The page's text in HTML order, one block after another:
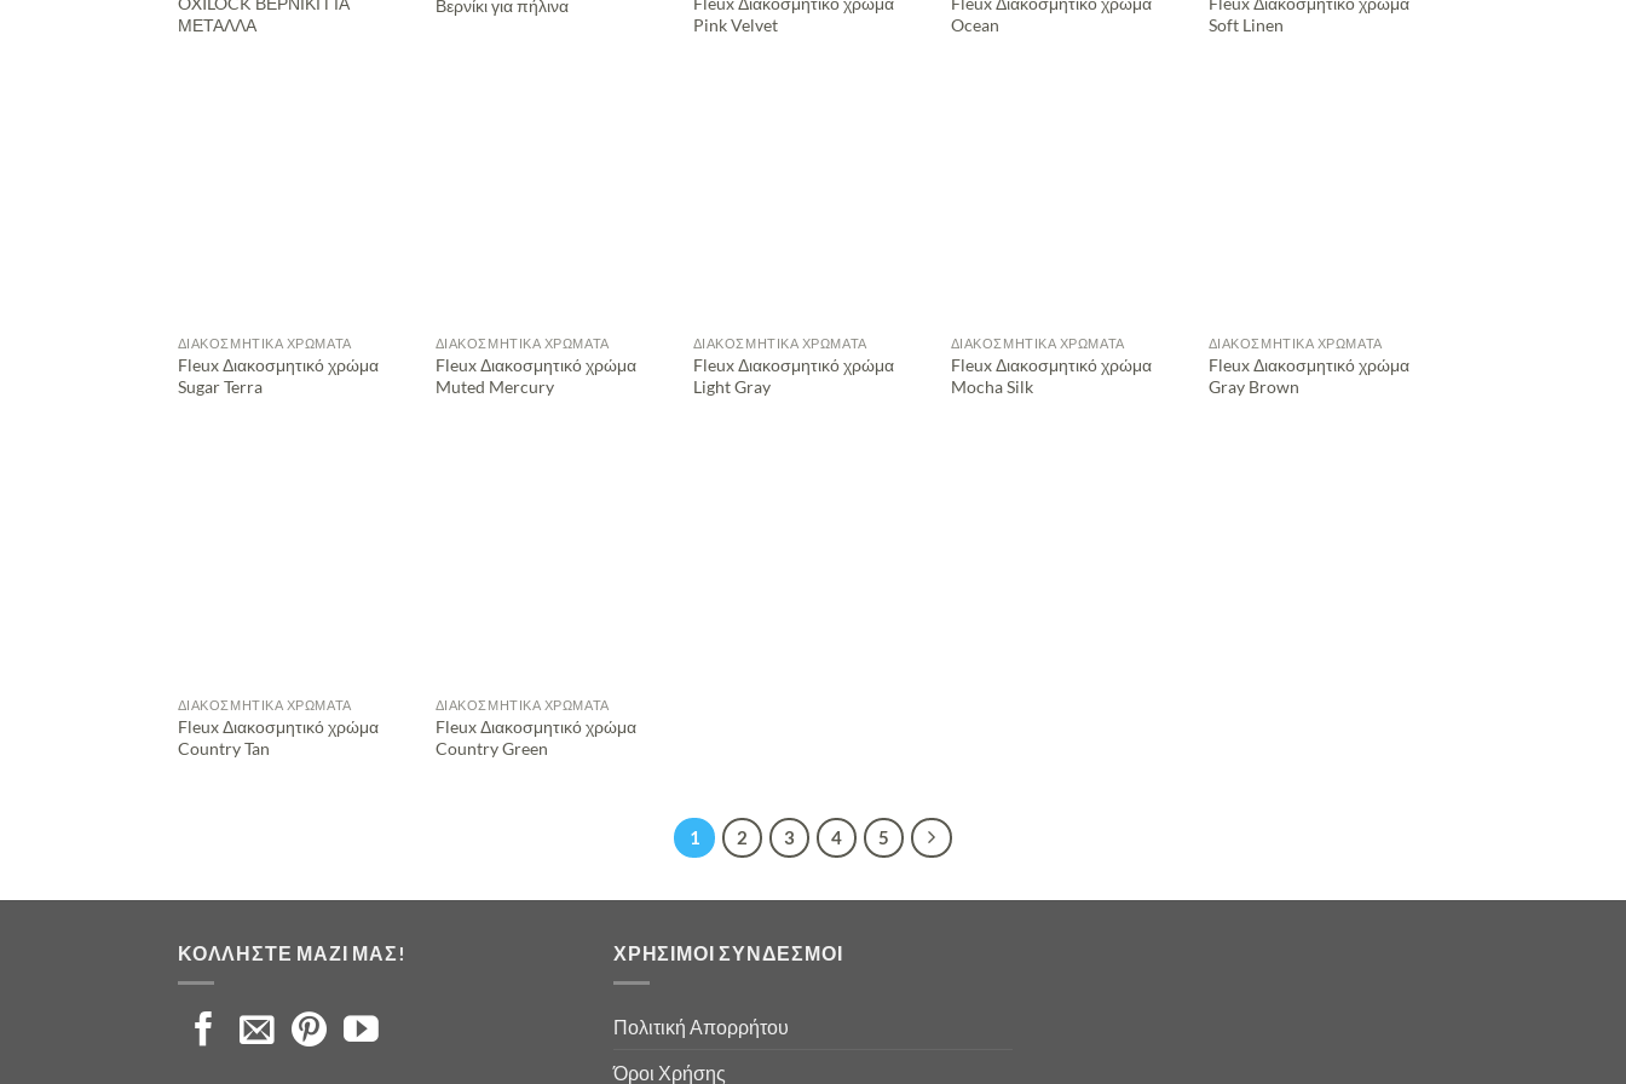
ΜΕΤΑΛΛΑ
Βερνίκι για πήλινα
Pink Velvet
Ocean
Soft Linen
ΔΙΑΚΟΣΜΗΤΙΚΆ ΧΡΏΜΑΤΑ
Fleux Διακοσμητικό χρώμα
Sugar Terra
ΔΙΑΚΟΣΜΗΤΙΚΆ ΧΡΏΜΑΤΑ
Fleux Διακοσμητικό χρώμα
Muted Mercury
ΔΙΑΚΟΣΜΗΤΙΚΆ ΧΡΏΜΑΤΑ
Fleux Διακοσμητικό χρώμα
Light Gray
ΔΙΑΚΟΣΜΗΤΙΚΆ ΧΡΏΜΑΤΑ
Fleux Διακοσμητικό χρώμα
Mocha Silk
ΔΙΑΚΟΣΜΗΤΙΚΆ ΧΡΏΜΑΤΑ
Fleux Διακοσμητικό χρώμα
Gray Brown
ΔΙΑΚΟΣΜΗΤΙΚΆ ΧΡΏΜΑΤΑ
Fleux Διακοσμητικό χρώμα
Country Tan
ΔΙΑΚΟΣΜΗΤΙΚΆ ΧΡΏΜΑΤΑ
Fleux Διακοσμητικό χρώμα
Country Green
1 2 3 4 5
ΚΟΛΛΉΣΤΕ ΜΑΖΊ ΜΑΣ! ΧΡΉΣΙΜΟΙ ΣΎΝΔΕΣΜΟΙ
Πολιτική Απορρήτου
Όροι Χρήσης